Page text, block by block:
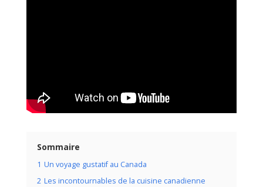
Sommaire
1 Un voyage gustatif au Canada
2 Les incontournables de la cuisine canadienne